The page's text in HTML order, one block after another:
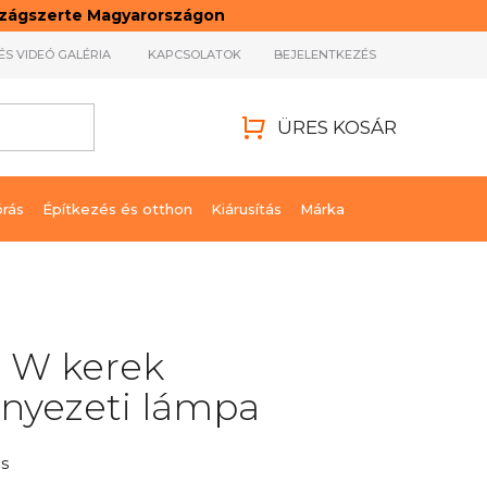
Magyarországon
VIDEÓ GALÉRIA KAPCSOLATOK BEJELENTKEZÉS
ÜRES KOSÁR
Építkezés és otthon Kiárusítás Márka
W kerek
lámpa